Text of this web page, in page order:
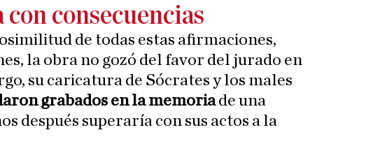
consecuencias
de todas estas afirmaciones,
la obra no gozó del favor del jurado en
su caricatura de Sócrates y los males
grabados en la memoriade una
después superaría con sus actos a la